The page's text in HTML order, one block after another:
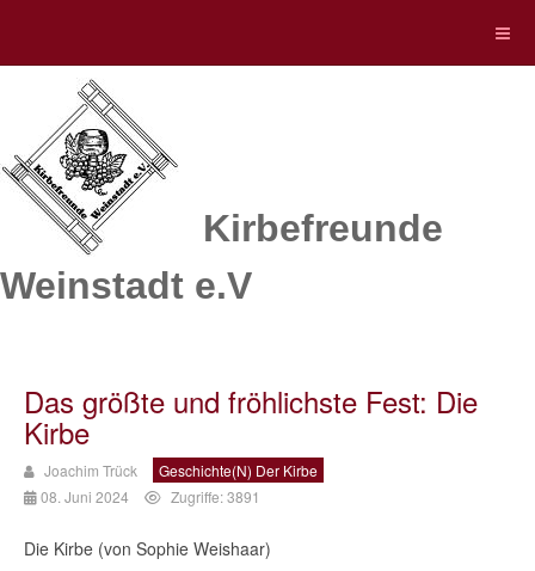
Kirbefreunde
Weinstadt e.V
Das größte und fröhlichste Fest: Die
Kirbe
Joachim Trück
Geschichte(n) Der Kirbe
08. Juni 2024
Zugriffe: 3891
Die Kirbe (von Sophie Weishaar)